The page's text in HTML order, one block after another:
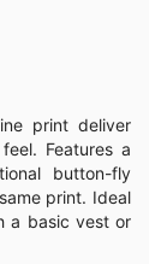
print deliver
Features a
button-fly
print. Ideal
a basic vest or